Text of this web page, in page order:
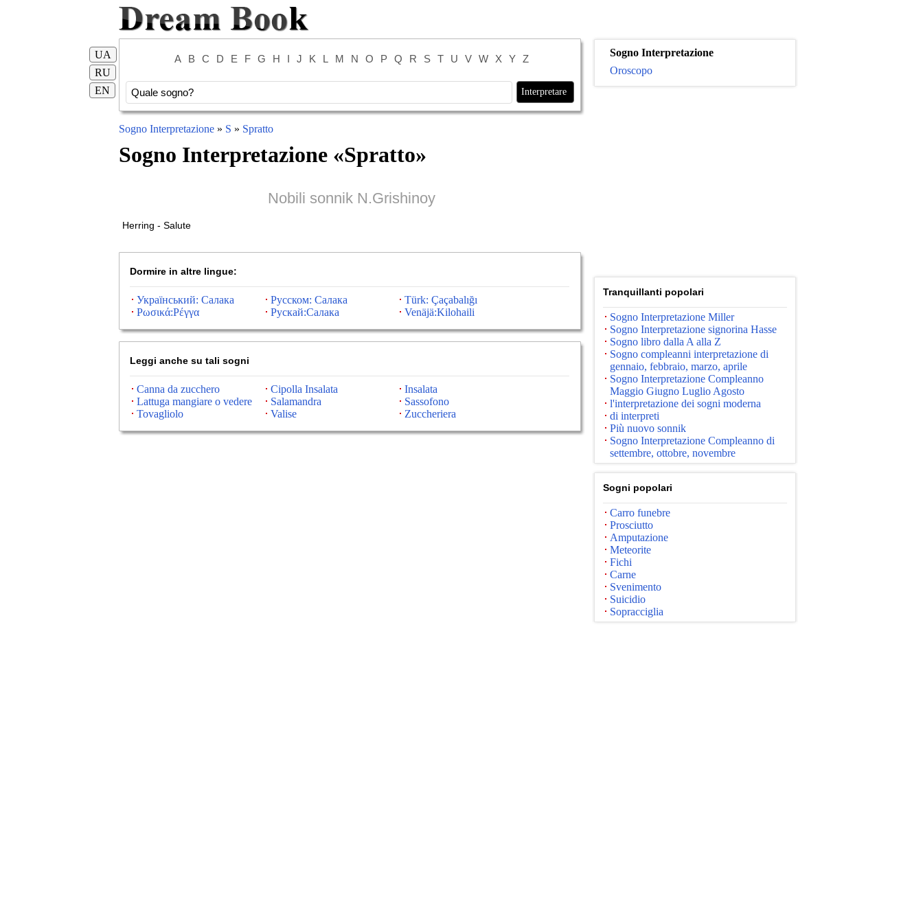
A B C D E F G H I J K L M N O P Q R S T U V W X Y Z
UA
RU
EN
Sogno Interpretazione » S » Spratto
Sogno Interpretazione «Spratto»
Nobili sonnik N.Grishinoy
Herring - Salute
Dormire in altre lingue:
Український: Салака Русском: Салака
Türk: Çaçabalığı
Ρωσικά:Ρέγγα
Рускай:Салака Venäjä:Kilohaili
Leggi anche su tali sogni
Canna da zucchero Cipolla Insalata
Insalata
Lattuga mangiare o vedere
Salamandra
Sassofono
Tovagliolo
Valise Zuccheriera
Sogno Interpretazione
Oroscopo
Tranquillanti popolari
Sogno Interpretazione Miller
Sogno Interpretazione signorina Hasse
Sogno libro dalla A alla Z
Sogno compleanni interpretazione di
gennaio, febbraio, marzo, aprile
Sogno Interpretazione Compleanno
Maggio Giugno Luglio Agosto
l'interpretazione dei sogni moderna
di interpreti
Più nuovo sonnik
Sogno Interpretazione Compleanno di
settembre, ottobre, novembre
Sogni popolari
Carro funebre
Prosciutto
Amputazione
Meteorite
Fichi
Carne
Svenimento
Suicidio
Sopracciglia